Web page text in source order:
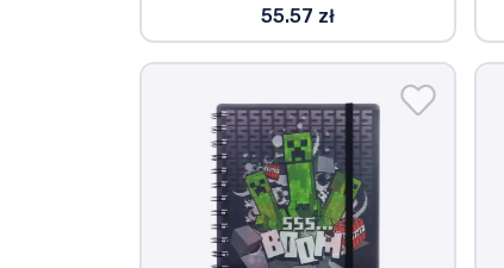
55.57 zł